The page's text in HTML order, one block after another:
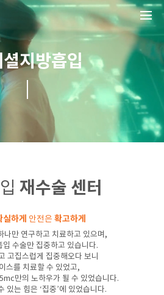
지방흡입
재수술 센터
실하게 안전은 확고하게
나만 연구하고 치료하고 있으며,
입 수술만 집중하고 있습니다.
고집스럽게 집중해오다 보니
스를 치료할 수 있었고,
만의 노하우가 될 수 있었습니다.
있는 힘은 ‘집중’에 있었습니다.